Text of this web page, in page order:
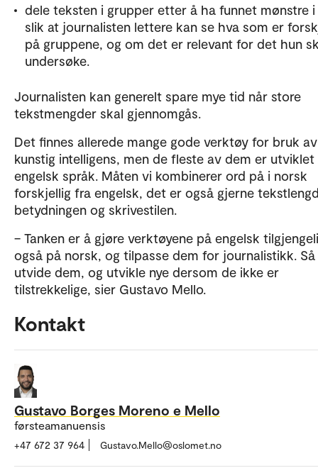
dele teksten i grupper etter å ha funnet mønstre i
slik at journalisten lettere kan se hva som er
på gruppene, og om det er relevant for det hun
undersøke.
Journalisten kan generelt spare mye tid når store
tekstmengder skal gjennomgås.
Det finnes allerede mange gode verktøy for bruk av
kunstig intelligens, men de fleste av dem er
engelsk språk. Måten vi kombinerer ord på i norsk
forskjellig fra engelsk, det er også gjerne
betydningen og skrivestilen.
– Tanken er å gjøre verktøyene på engelsk
også på norsk, og tilpasse dem for journalistikk.
utvide dem, og utvikle nye dersom de ikke er
tilstrekkelige, sier Gustavo Mello.
Kontakt
Gustavo Borges Moreno e Mello
førsteamanuensis
+47 672 37 964 Gustavo.Mello@oslomet.no